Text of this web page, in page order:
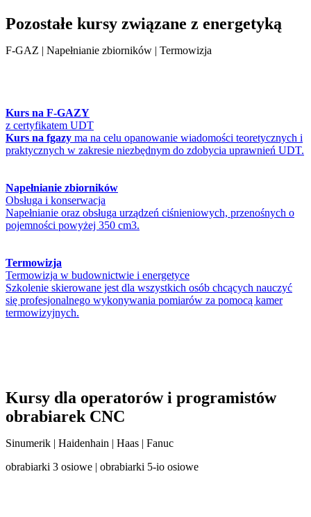
Pozostałe kursy związane z energetyką
F-GAZ | Napełnianie zbiorników | Termowizja
Kurs na F-GAZY
z certyfikatem UDT
Kurs na fgazy ma na celu opanowanie wiadomości teoretycznych i
praktycznych w zakresie niezbędnym do zdobycia uprawnień UDT.
Napełnianie zbiorników
Obsługa i konserwacja
Napełnianie oraz obsługa urządzeń ciśnieniowych, przenośnych o
pojemności powyżej 350 cm3.
Termowizja
Termowizja w budownictwie i energetyce
Szkolenie skierowane jest dla wszystkich osób chcących nauczyć
się profesjonalnego wykonywania pomiarów za pomocą kamer
termowizyjnych.
Kursy dla operatorów i programistów
obrabiarek CNC
Sinumerik | Haidenhain | Haas | Fanuc
obrabiarki 3 osiowe | obrabiarki 5-io osiowe